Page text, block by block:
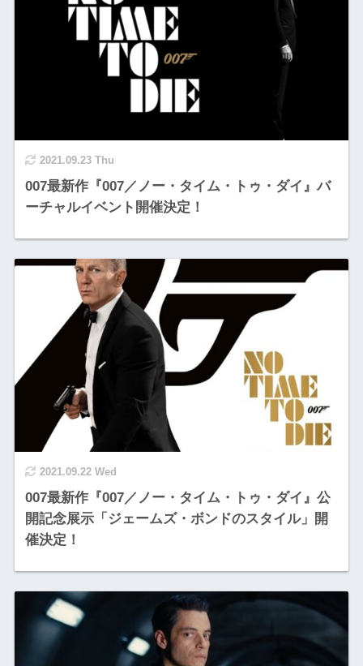
2021.09.23 Thu
007最新作『007／ノー・タイム・トゥ・ダイ』バ
ーチャルイベント開催決定！
2021.09.22 Wed
007最新作『007／ノー・タイム・トゥ・ダイ』公
開記念展示「ジェームズ・ボンドのスタイル」開
催決定！